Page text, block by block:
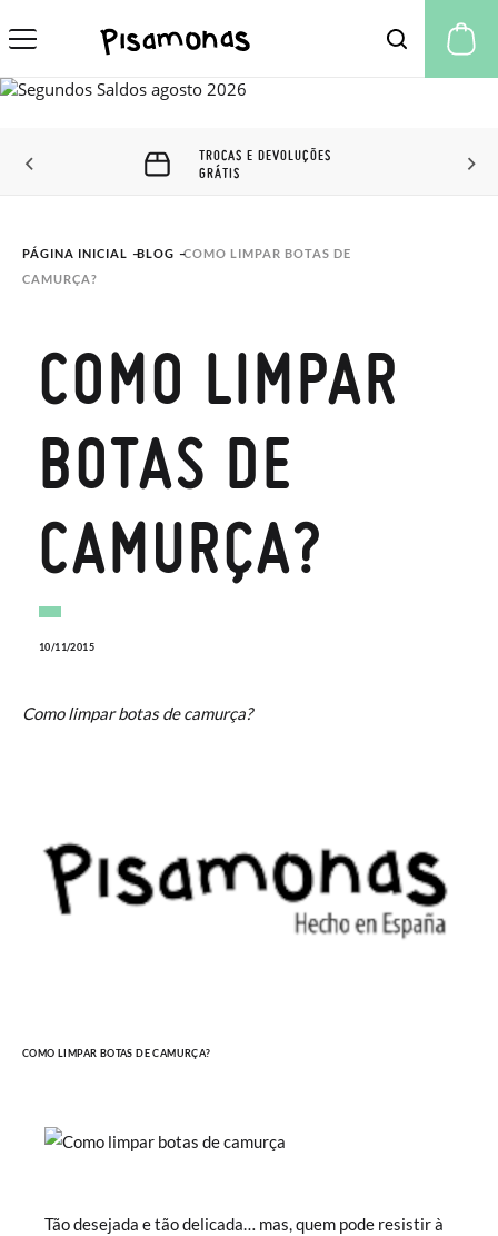
TROCAS E DEVOLUÇÕES
GRÁTIS
PÁGINA INICIAL BLOG
COMO LIMPAR BOTAS DE
CAMURÇA?
COMO LIMPAR
BOTAS DE
CAMURÇA?
10/11/2015
Como limpar botas de camurça?
COMO LIMPAR BOTAS DE CAMURÇA?
Tão desejada e tão delicada… mas, quem pode resistir à